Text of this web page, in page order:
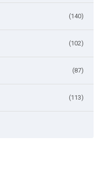
(140)
(102)
(87)
(113)